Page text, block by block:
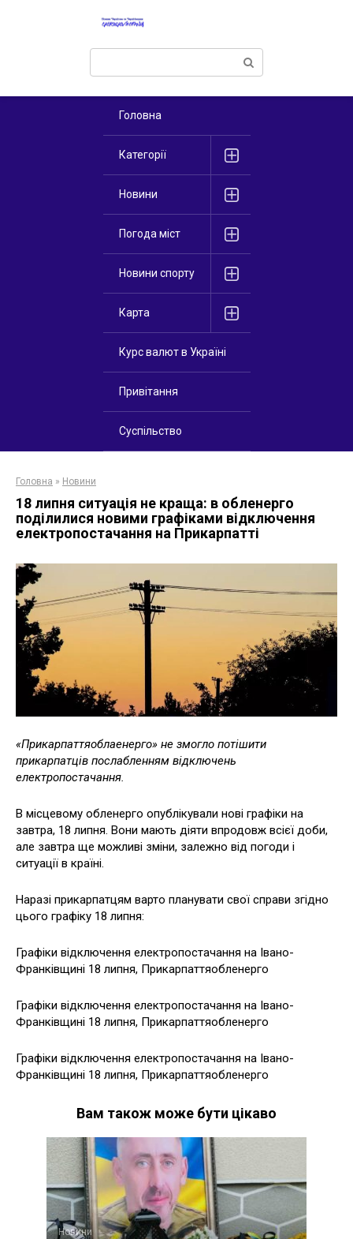
Поиск:
Головна
Категорії
Новини
Погода міст
Новини спорту
Карта
Курс валют в Україні
Привітання
Суспільство
Головна » Новини
18 липня ситуація не краща: в обленерго
поділилися новими графіками відключення
електропостачання на Прикарпатті
«Прикарпаттяоблаенерго» не змогло потішити
прикарпатців послабленням відключень
електропостачання.
В місцевому обленерго опублікували нові графіки на
завтра, 18 липня. Вони мають діяти впродовж всієї доби,
але завтра ще можливі зміни, залежно від погоди і
ситуації в країні.
Наразі прикарпатцям варто планувати свої справи згідно
цього графіку 18 липня:
Графіки відключення електропостачання на Івано-
Франківщині 18 липня, Прикарпаттяобленерго
Графіки відключення електропостачання на Івано-
Франківщині 18 липня, Прикарпаттяобленерго
Графіки відключення електропостачання на Івано-
Франківщині 18 липня, Прикарпаттяобленерго
Вам також може бути цікаво
Новини